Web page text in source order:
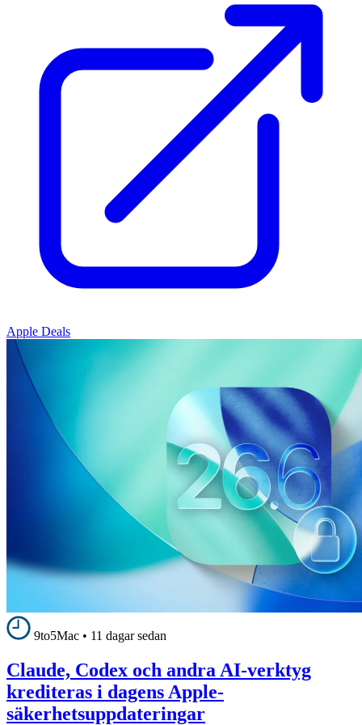
Apple Deals
9to5Mac • 11 dagar sedan
Claude, Codex och andra AI-verktyg
krediteras i dagens Apple-
säkerhetsuppdateringar